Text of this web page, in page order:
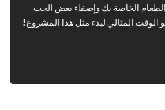
الخاصة بك وإضفاء بعض الحب
الوقت المثالي لبدء مثل هذا المشروع!